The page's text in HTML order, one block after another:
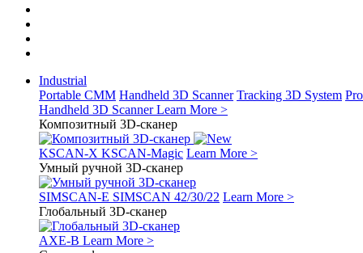
Industrial
Portable CMM Handheld 3D Scanner Tracking 3D System
Handheld 3D ScannerLearn More >
Композитный 3D-сканер
KSCAN-X KSCAN-Magic Learn More >
Умный ручной 3D-сканер
SIMSCAN-E SIMSCAN 42/30/22 Learn More >
Глобальный 3D-сканер
AXE-B Learn More >